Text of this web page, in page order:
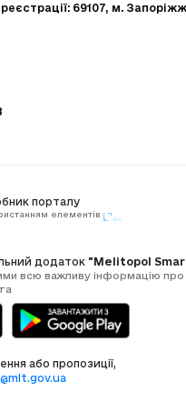
69107, м.
порталу
елементів
додаток "Melitopol
всю важливу інформацію про
або пропозиції,